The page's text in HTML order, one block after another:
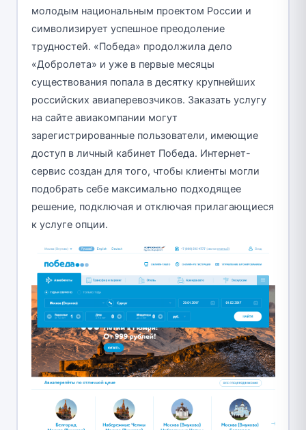
молодым национальным проектом России и
символизирует успешное преодоление
трудностей. «Победа» продолжила дело
«Добролета» и уже в первые месяцы
существования попала в десятку крупнейших
российских авиаперевозчиков. Заказать услугу
на сайте авиакомпании могут
зарегистрированные пользователи, имеющие
доступ в личный кабинет Победа. Интернет-
сервис создан для того, чтобы клиенты могли
подобрать себе максимально подходящее
решение, подключая и отключая прилагающиеся
к услуге опции.